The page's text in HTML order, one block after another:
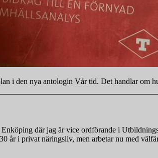
i den nya antologin Vår tid. Det handlar om
där jag är vice ordförande i
år i privat näringsliv, men arbetar nu med